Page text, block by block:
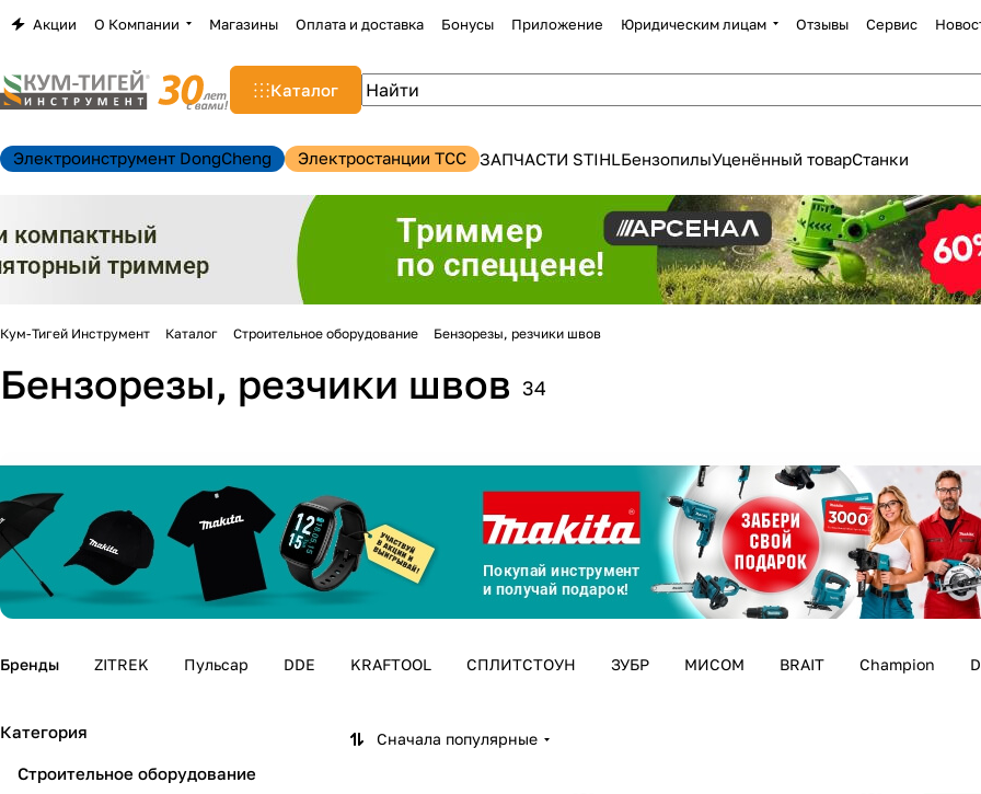
Акции О Компании Магазины Оплата и доставка Бонусы Приложение Юридическим лицам Отзывы Сервис
Каталог
Электроинструмент DongCheng Электростанции TCC ЗАПЧАСТИ STIHLБензопилыУценённый товарСтанки
Кум-Тигей Инструмент Каталог Строительное оборудование Бензорезы, резчики швов
Бензорезы, резчики швов 34
Бренды ZITREK Пульсар DDE KRAFTOOL СПЛИТСТОУН ЗУБР МИСОМ BRAIT Champion
Сначала популярные
Категория
Строительное оборудование
График платежей